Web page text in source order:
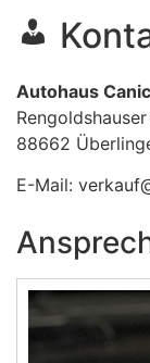
Autohaus Canic
88662
E-Mail: